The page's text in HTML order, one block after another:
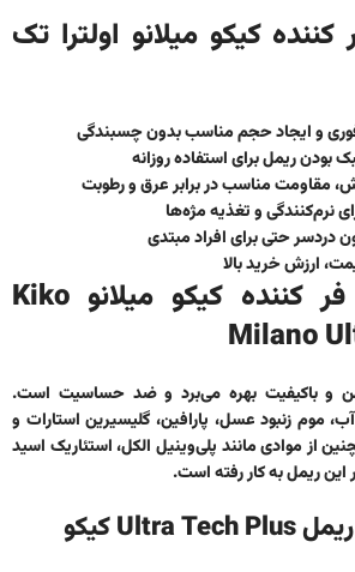
کیکو میلانو اولترا تک
و ایجاد حجم مناسب بدون چسبندگی
ریمل برای استفاده روزانه
مقاومت مناسب در برابر عرق و رطوبت
نرم‌کنندگی و تغذیه مژه‌ها
دردسر حتی برای افراد مبتدی
ارزش خرید بالا
ترکیبات ریمل فر کننده کیکو میلانو Kiko
Milano
و باکیفیت بهره می‌برد و ضد حساسیت است.
موم زنبود عسل، پارافین، گلیسیرین استارات و
از موادی مانند پلی‌وینیل الکل، استئاریک اسید
ریمل به کار رفته است.
Ultra Tech Plus کیکو